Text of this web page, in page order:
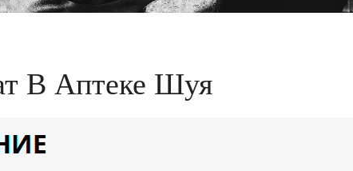
В Аптеке Шуя